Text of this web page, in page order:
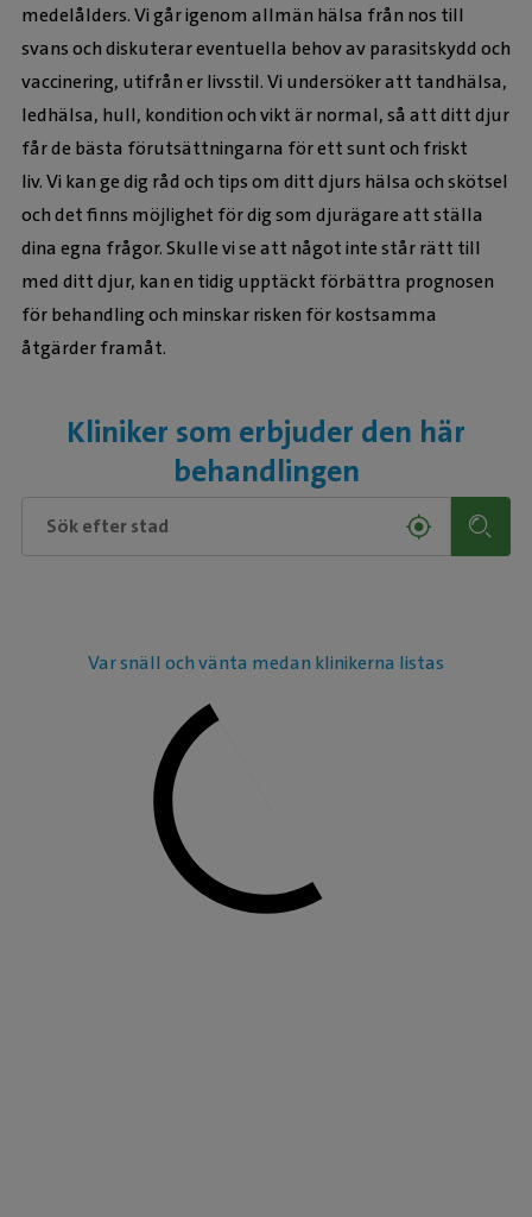
medelålders. Vi går igenom allmän hälsa från nos till
svans och diskuterar eventuella behov av parasitskydd och
vaccinering, utifrån er livsstil. Vi undersöker att tandhälsa,
ledhälsa, hull, kondition och vikt är normal, så att ditt djur
får de bästa förutsättningarna för ett sunt och friskt
liv. Vi kan ge dig råd och tips om ditt djurs hälsa och skötsel
och det finns möjlighet för dig som djurägare att ställa
dina egna frågor. Skulle vi se att något inte står rätt till
med ditt djur, kan en tidig upptäckt förbättra prognosen
för behandling och minskar risken för kostsamma
åtgärder framåt.
Kliniker som erbjuder den här
behandlingen
Var snäll och vänta medan klinikerna listas